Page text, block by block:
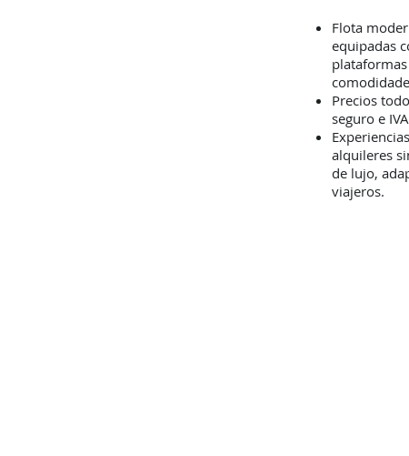
Flota
equipadas
Precios
seguro e
alquileres
de lujo,
viajeros.